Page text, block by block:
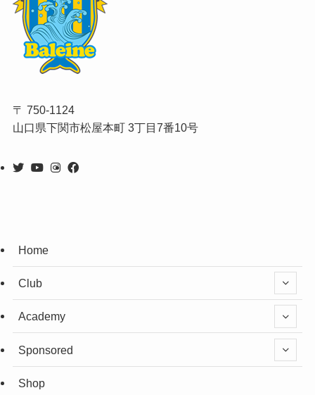
〒 750-1124
山口県下関市松屋本町 3丁目7番10号
Home
Club
Academy
Sponsored
Shop